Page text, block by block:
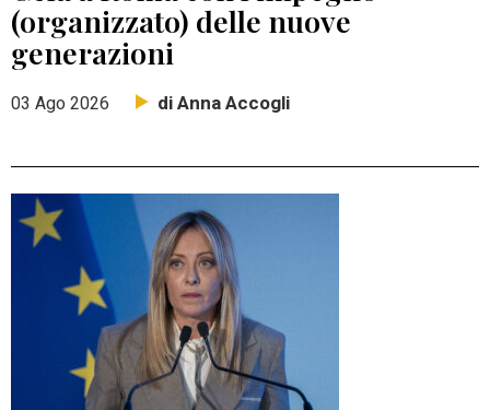
(organizzato) delle nuove
generazioni
03 Ago 2026 di Anna Accogli